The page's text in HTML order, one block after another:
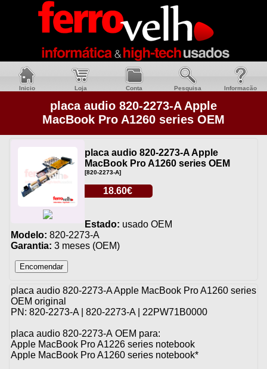
Inicio Loja Conta Pesquisa Informacão
placa audio 820-2273-A Apple
MacBook Pro A1260 series OEM
placa audio 820-2273-A Apple
MacBook Pro A1260 series OEM
[820-2273-A]
18.60€
Estado: usado OEM
Modelo: 820-2273-A
Garantia: 3 meses (OEM)
placa audio 820-2273-A Apple MacBook Pro A1260 series
OEM original
PN: 820-2273-A | 820-2273-A | 22PW71B0000
placa audio 820-2273-A OEM para:
Apple MacBook Pro A1226 series notebook
Apple MacBook Pro A1260 series notebook*